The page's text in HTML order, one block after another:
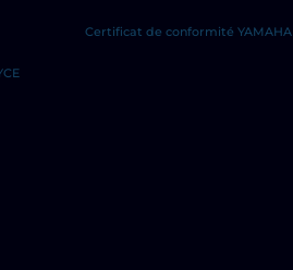
Certificat de conformité YAMAHA